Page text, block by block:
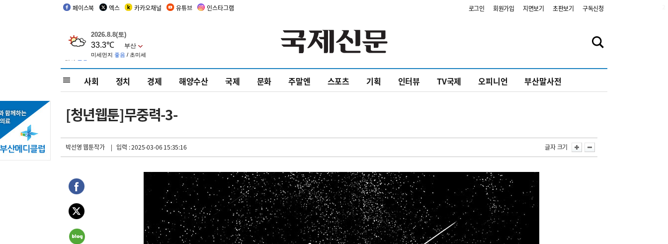
페이스북 엑스 카카오채널 유튜브 인스타그램 로그인 회원가입 지면보기 초판보기 구독신청
사회 정치 경제 해양수산 국제 문화 주말엔 스포츠 기획 인터뷰 TV국제 오피니언 부산말사전
[청년웹툰]무중력-3-
박선영 웹툰작가 | 입력 : 2025-03-06 15:35:16 글자 크기